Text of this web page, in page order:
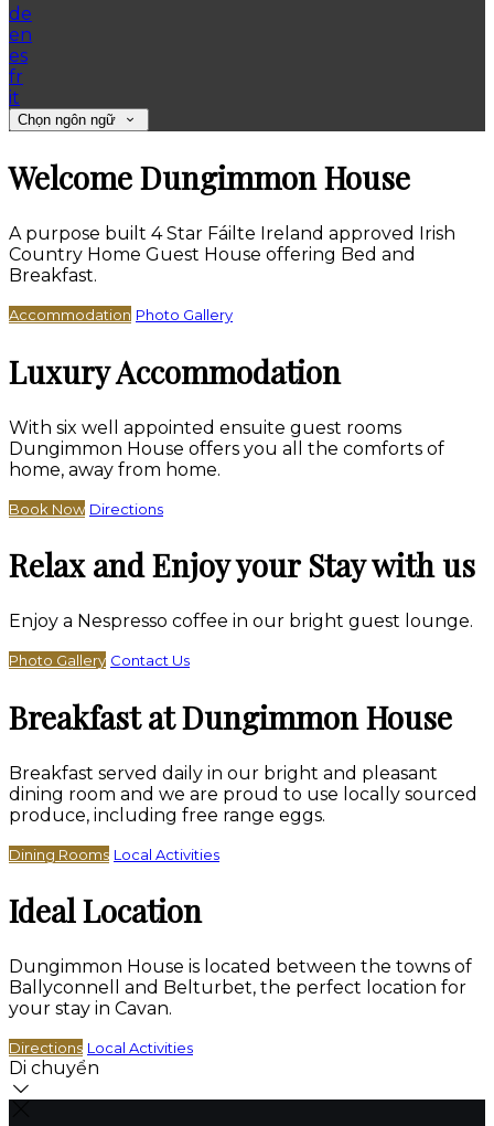
de
en
es
fr
it
Chọn ngôn ngữ
Welcome Dungimmon House
A purpose built 4 Star Fáilte Ireland approved Irish
Country Home Guest House offering Bed and
Breakfast.
Accommodation Photo Gallery
Luxury Accommodation
With six well appointed ensuite guest rooms
Dungimmon House offers you all the comforts of
home, away from home.
Book Now Directions
Relax and Enjoy your Stay with us
Enjoy a Nespresso coffee in our bright guest lounge.
Photo Gallery Contact Us
Breakfast at Dungimmon House
Breakfast served daily in our bright and pleasant
dining room and we are proud to use locally sourced
produce, including free range eggs.
Dining Rooms Local Activities
Ideal Location
Dungimmon House is located between the towns of
Ballyconnell and Belturbet, the perfect location for
your stay in Cavan.
Directions Local Activities
Di chuyển